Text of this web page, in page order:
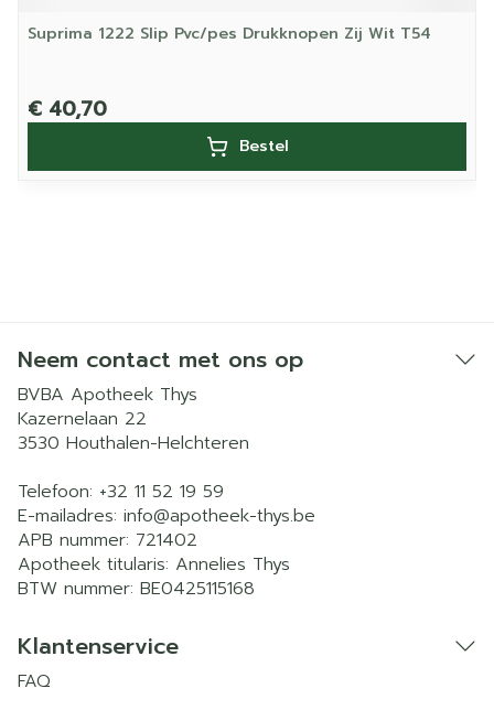
Suprima 1222 Slip Pvc/pes Drukknopen Zij Wit T54
€ 40,70
Bestel
Neem contact met ons op
BVBA Apotheek Thys
Kazernelaan 22
3530 Houthalen-Helchteren
Telefoon: +32 11 52 19 59
E-mailadres: info@apotheek-thys.be
APB nummer: 721402
Apotheek titularis: Annelies Thys
BTW nummer: BE0425115168
Klantenservice
FAQ